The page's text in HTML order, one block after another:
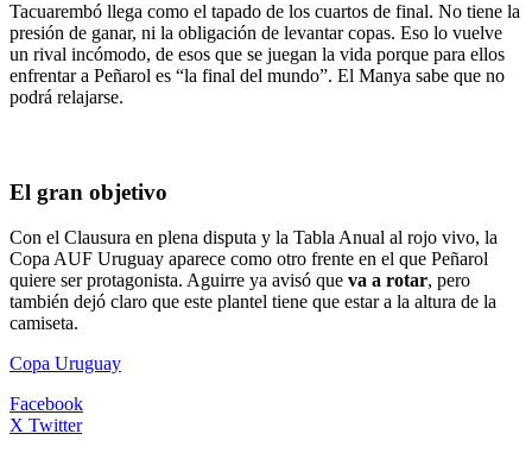
Tacuarembó llega como el tapado de los cuartos de final. No tiene la
presión de ganar, ni la obligación de levantar copas. Eso lo vuelve
un rival incómodo, de esos que se juegan la vida porque para ellos
enfrentar a Peñarol es “la final del mundo”. El Manya sabe que no
podrá relajarse.
El gran objetivo
Con el Clausura en plena disputa y la Tabla Anual al rojo vivo, la
Copa AUF Uruguay aparece como otro frente en el que Peñarol
quiere ser protagonista. Aguirre ya avisó que va a rotar, pero
también dejó claro que este plantel tiene que estar a la altura de la
camiseta.
Copa Uruguay
Facebook
X Twitter